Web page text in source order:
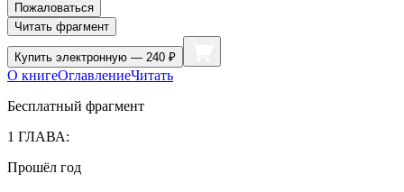
Пожаловаться
Читать фрагмент
Купить электронную — 240 ₽
О книгеОглавлениеЧитать
Бесплатный фрагмент
1 ГЛАВА:
Прошёл год